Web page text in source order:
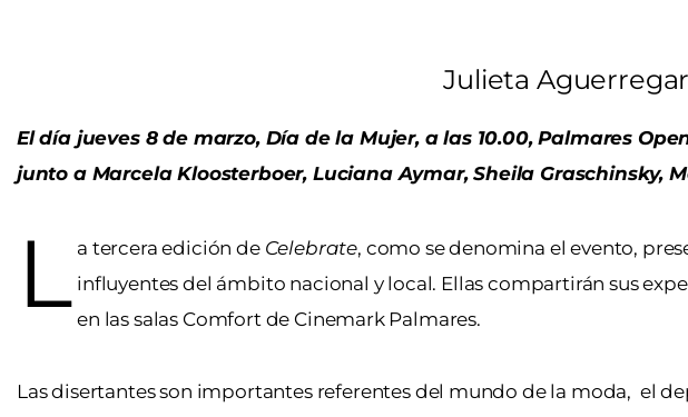
Julieta
El día jueves 8 de marzo, Día de la Mujer, a las 10.00, Palmares
junto a Marcela Kloosterboer, Luciana Aymar, Sheila Graschinsky,
L a tercera edición de Celebrate, como se denomina el evento,
influyentes del ámbito nacional y local. Ellas compartirán sus
en las salas Comfort de Cinemark Palmares.
Las disertantes son importantes referentes del mundo de la moda, el